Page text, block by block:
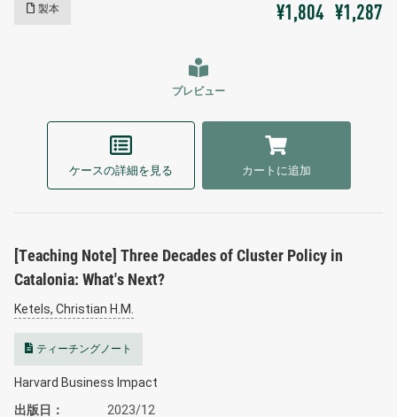
製本 ¥1,804 ¥1,287
プレビュー
ケースの詳細を見る カートに追加
[Teaching Note] Three Decades of Cluster Policy in
Catalonia: What's Next?
Ketels, Christian H.M.
ティーチングノート
Harvard Business Impact
出版日
2023/12